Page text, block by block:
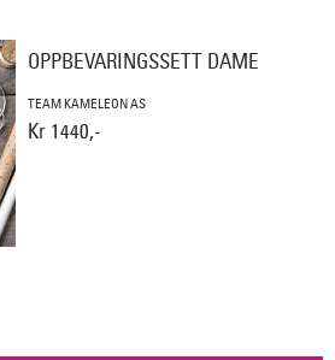
OPPBEVARINGSSETT DAME
TEAM KAMELEON AS
Kr 1440,-